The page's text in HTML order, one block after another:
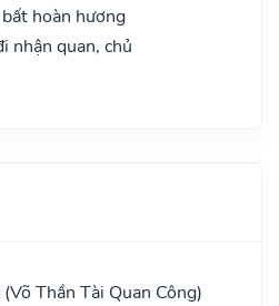
hoàn hương
nhận quan, chủ
Thần Tài Quan Công)